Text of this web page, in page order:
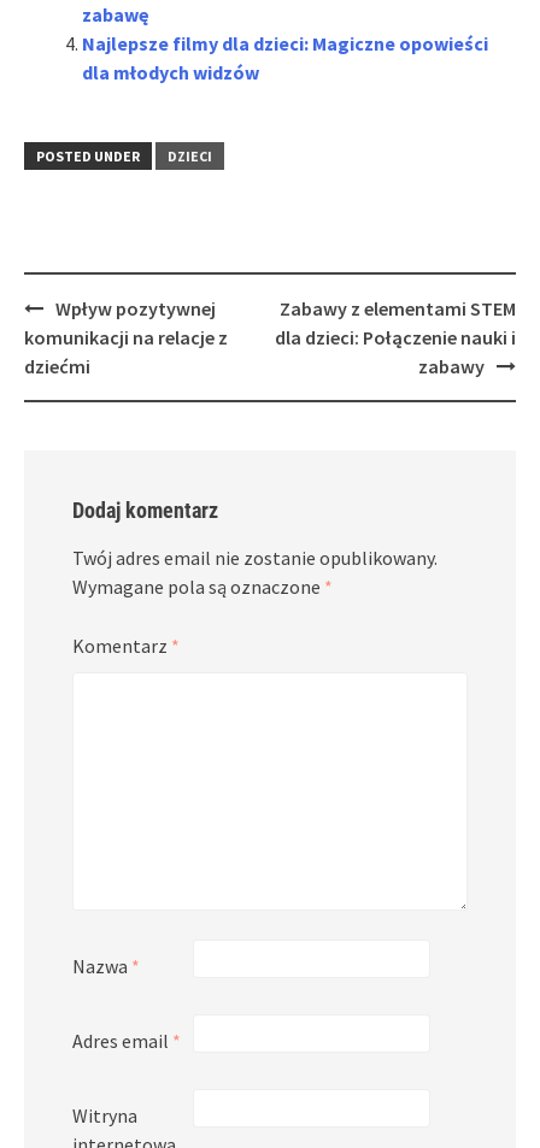
zabawę
Najlepsze filmy dla dzieci: Magiczne opowieści
dla młodych widzów
POSTED UNDER DZIECI
Post
navigation
Wpływ pozytywnej
komunikacji na relacje z
dziećmi
Zabawy z elementami STEM
dla dzieci: Połączenie nauki i
zabawy
Dodaj komentarz
Twój adres email nie zostanie opublikowany.
Wymagane pola są oznaczone *
Komentarz *
Nazwa *
Adres email *
Witryna